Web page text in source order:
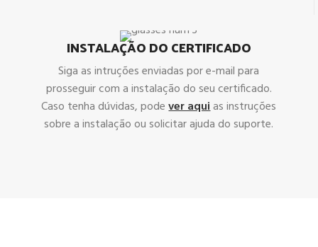
INSTALAÇÃO DO CERTIFICADO
Siga as intruções enviadas por e-mail para
prosseguir com a instalação do seu certificado.
Caso tenha dúvidas, podever aquias instruções
sobre a instalação ou solicitar ajuda do suporte.